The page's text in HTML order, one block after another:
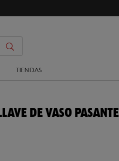
TIENDAS
DE VASO PASANTE